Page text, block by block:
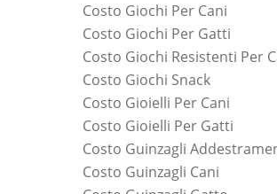
Costo Giochi Per Cani
Costo Giochi Per Gatti
Costo Giochi Resistenti Per
Costo Giochi Snack
Costo Gioielli Per Cani
Costo Gioielli Per Gatti
Costo Guinzagli
Costo Guinzagli Cani